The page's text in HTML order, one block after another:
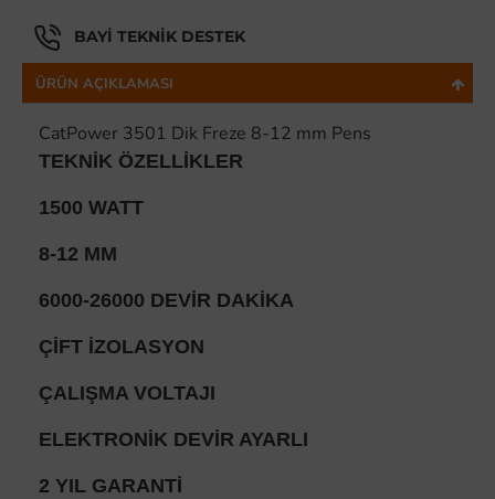
BAYI TEKNIK DESTEK
ÜRÜN AÇIKLAMASI
CatPower 3501 Dik Freze 8-12 mm Pens
TEKNİK ÖZELLİKLER
1500 WATT
8-12 MM
6000-26000 DEVİR DAKİKA
ÇİFT İZOLASYON
ÇALIŞMA VOLTAJI
ELEKTRONİK DEVİR AYARLI
2 YIL GARANTİ